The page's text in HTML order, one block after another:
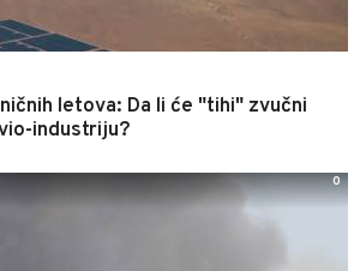
letova: Da li će "tihi" zvučni
industriju?
0